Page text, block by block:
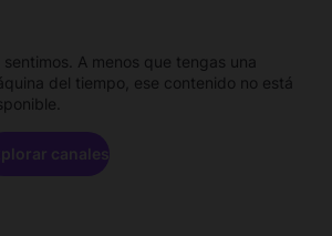
sentimos. A menos que tengas una
del tiempo, ese contenido no está
canales